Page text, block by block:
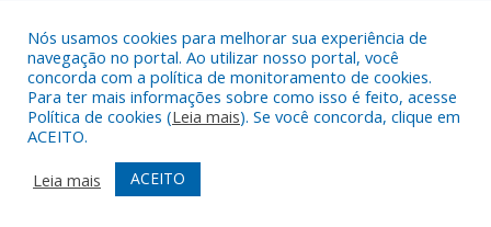
Todos os direitos reservados a Prefeitura Municipal de
Magalhães Barata.
Mapa do Site
Acessar Área Administrativa
Acessar Webmail
Nós usamos cookies para melhorar sua experiência de
navegação no portal. Ao utilizar nosso portal, você
concorda com a política de monitoramento de cookies.
Para ter mais informações sobre como isso é feito, acesse
Política de cookies (Leia mais). Se você concorda, clique em
ACEITO.
Leia mais
ACEITO